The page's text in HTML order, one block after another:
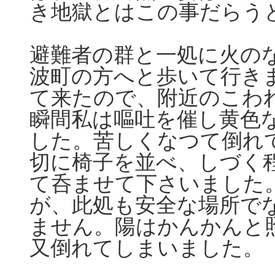
き地獄とはこの事だらう
避難者の群と一処に火の
波町の方へと歩いて行き
て来たので、附近のこわ
瞬間私は嘔吐を催し黄色
した。苦しくなつて倒れ
切に椅子を並べ、しづく
て呑ませて下さいました
が、此処も安全な場所で
ません。陽はかんかん
又倒れてしまいました。